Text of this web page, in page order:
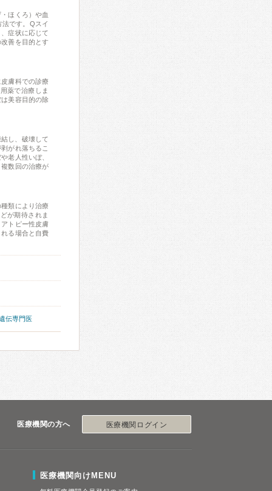
ほくろ）や血
です。Qスイ
症状に応じて
善を目的とす
膚科での診療
薬で治療しま
美容目的の除
し、破壊して
がれ落ちるこ
老人性いぼ、
数回の治療が
類により治療
が期待されま
トピー性皮膚
る場合と自費
伝専門医
医療機関の方へ 医療機関ログイン
医療機関向けMENU